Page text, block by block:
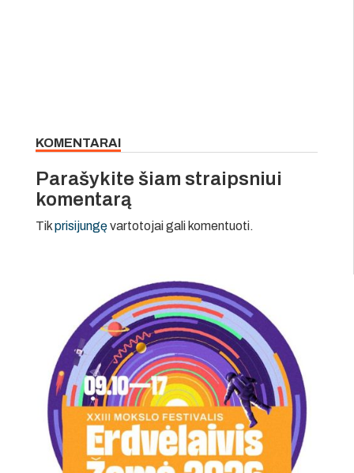
KOMENTARAI
Parašykite šiam straipsniui
komentarą
Tikprisijungęvartotojai gali komentuoti.